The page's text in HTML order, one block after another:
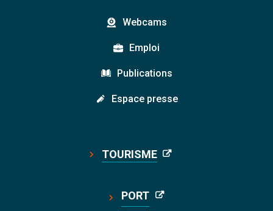
Webcams
Emploi
Publications
Espace presse
TOURISME
PORT